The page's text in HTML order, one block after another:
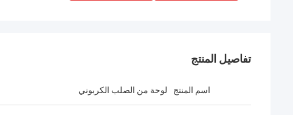
تفاصيل المنتج
اسم المنتج لوحة من الصلب الكربوني